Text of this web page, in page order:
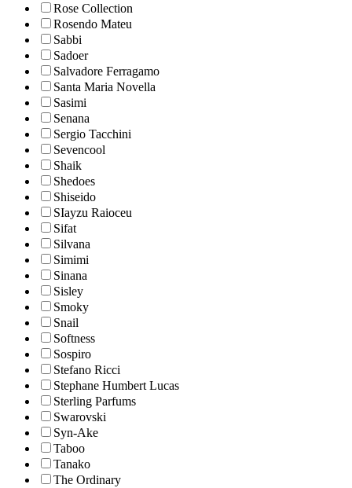
Rose Collection
Rosendo Mateu
Sabbi
Sadoer
Salvadore Ferragamo
Santa Maria Novella
Sasimi
Senana
Sergio Tacchini
Sevencool
Shaik
Shedoes
Shiseido
SIayzu Raioceu
Sifat
Silvana
Simimi
Sinana
Sisley
Smoky
Snail
Softness
Sospiro
Stefano Ricci
Stephane Humbert Lucas
Sterling Parfums
Swarovski
Syn-Ake
Taboo
Tanako
The Ordinary